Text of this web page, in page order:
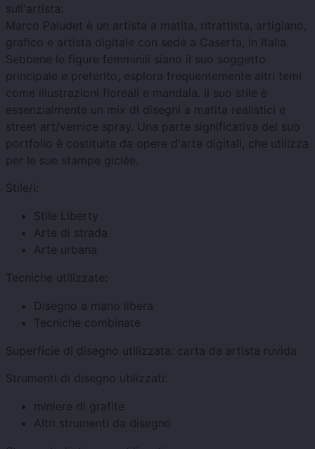
sull'artista:
Marco Paludet è un artista a matita, ritrattista, artigiano,
grafico e artista digitale con sede a Caserta, in Italia.
Sebbene le figure femminili siano il suo soggetto
principale e preferito, esplora frequentemente altri temi
come illustrazioni floreali e mandala. Il suo stile è
essenzialmente un mix di disegni a matita realistici e
street art/vernice spray. Una parte significativa del suo
portfolio è costituita da opere d'arte digitali, che utilizza
per le sue stampe giclée.
Stile/i:
Stile Liberty
Arte di strada
Arte urbana
Tecniche utilizzate:
Disegno a mano libera
Tecniche combinate
Superficie di disegno utilizzata: carta da artista ruvida
Strumenti di disegno utilizzati:
miniere di grafite
Altri strumenti da disegno